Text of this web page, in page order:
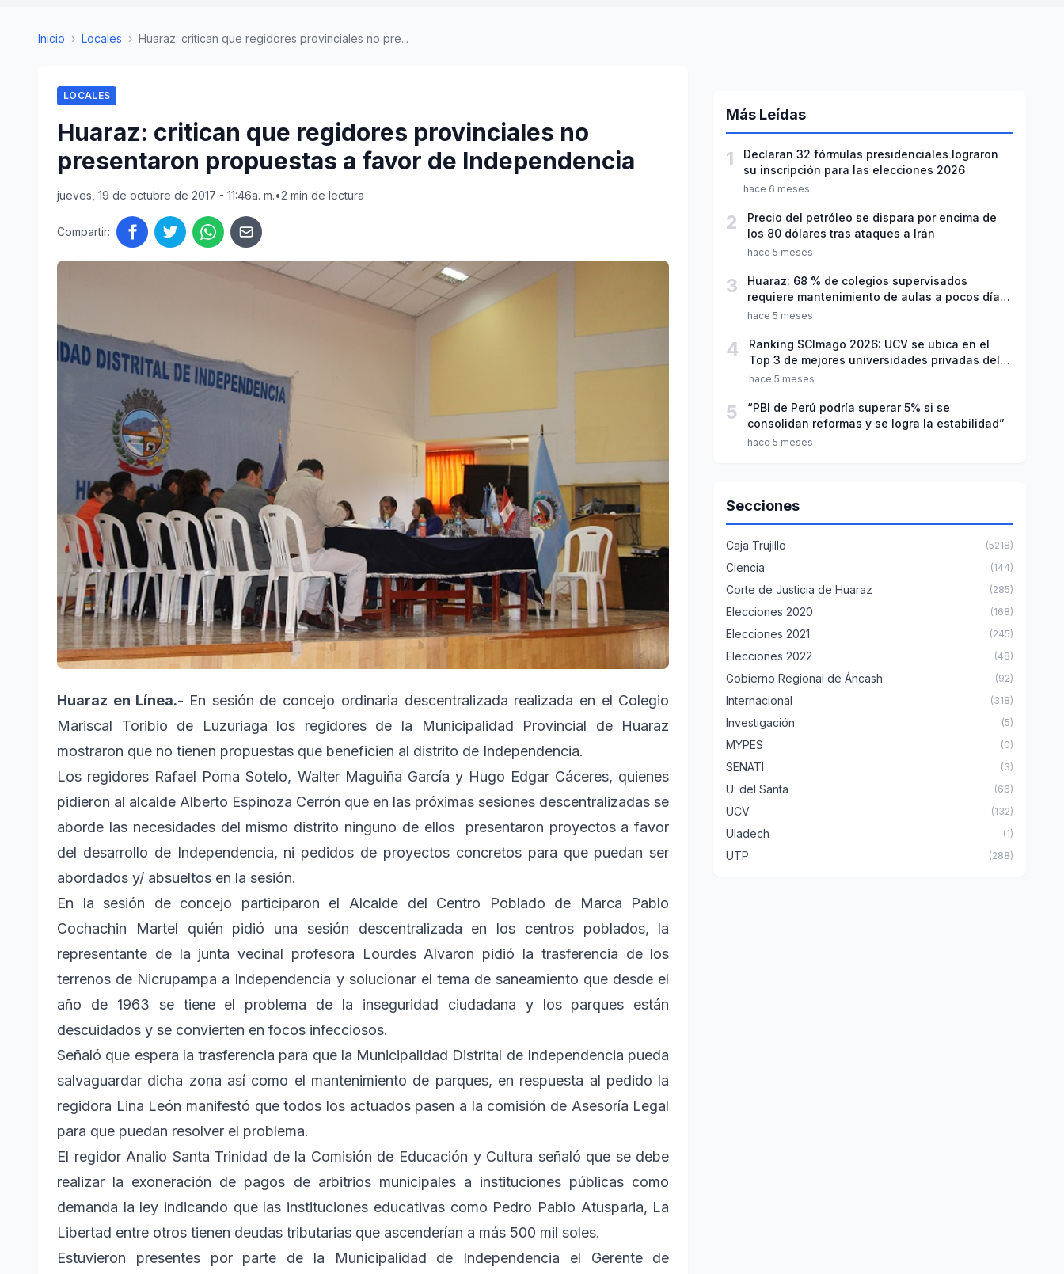
Inicio › Locales › Huaraz: critican que regidores provinciales no pre...
LOCALES
Huaraz: critican que regidores provinciales no
presentaron propuestas a favor de Independencia
jueves, 19 de octubre de 2017 - 11:46a. m.•2 min de lectura
Compartir:
Huaraz en Línea.- En sesión de concejo ordinaria descentralizada realizada en el Colegio
Mariscal Toribio de Luzuriaga los regidores de la Municipalidad Provincial de Huaraz
mostraron que no tienen propuestas que beneficien al distrito de Independencia.
Los regidores Rafael Poma Sotelo, Walter Maguiña García y Hugo Edgar Cáceres, quienes
pidieron al alcalde Alberto Espinoza Cerrón que en las próximas sesiones descentralizadas se
aborde las necesidades del mismo distrito ninguno de ellos presentaron proyectos a favor
del desarrollo de Independencia, ni pedidos de proyectos concretos para que puedan ser
abordados y/ absueltos en la sesión.
En la sesión de concejo participaron el Alcalde del Centro Poblado de Marca Pablo
Cochachin Martel quién pidió una sesión descentralizada en los centros poblados, la
representante de la junta vecinal profesora Lourdes Alvaron pidió la trasferencia de los
terrenos de Nicrupampa a Independencia y solucionar el tema de saneamiento que desde el
año de 1963 se tiene el problema de la inseguridad ciudadana y los parques están
descuidados y se convierten en focos infecciosos.
Señaló que espera la trasferencia para que la Municipalidad Distrital de Independencia pueda
salvaguardar dicha zona así como el mantenimiento de parques, en respuesta al pedido la
regidora Lina León manifestó que todos los actuados pasen a la comisión de Asesoría Legal
para que puedan resolver el problema.
El regidor Analio Santa Trinidad de la Comisión de Educación y Cultura señaló que se debe
realizar la exoneración de pagos de arbitrios municipales a instituciones públicas como
demanda la ley indicando que las instituciones educativas como Pedro Pablo Atusparia, La
Libertad entre otros tienen deudas tributarias que ascenderían a más 500 mil soles.
Estuvieron presentes por parte de la Municipalidad de Independencia el Gerente de
Más Leídas
1
Declaran 32 fórmulas presidenciales lograron
su inscripción para las elecciones 2026
hace 6 meses
2
Precio del petróleo se dispara por encima de
los 80 dólares tras ataques a Irán
hace 5 meses
3
Huaraz: 68 % de colegios supervisados
requiere mantenimiento de aulas a pocos días
de inicio del año escolar 2026
hace 5 meses
4
Ranking SCImago 2026: UCV se ubica en el
Top 3 de mejores universidades privadas del
Perú
hace 5 meses
5
“PBI de Perú podría superar 5% si se
consolidan reformas y se logra la estabilidad”
hace 5 meses
Secciones
Caja Trujillo (5218)
Ciencia (144)
Corte de Justicia de Huaraz (285)
Elecciones 2020 (168)
Elecciones 2021 (245)
Elecciones 2022 (48)
Gobierno Regional de Áncash (92)
Internacional (318)
Investigación (5)
MYPES (0)
SENATI (3)
U. del Santa (66)
UCV (132)
Uladech (1)
UTP (288)